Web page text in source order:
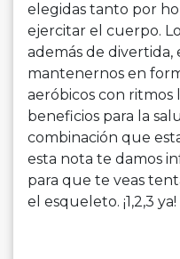
elegidas tanto por
ejercitar el cuerpo.
además de divertida,
mantenernos en
aeróbicos con ritmos
beneficios para la
combinación que
esta nota te damos
para que te veas
el esqueleto. ¡1,2,3 ya!